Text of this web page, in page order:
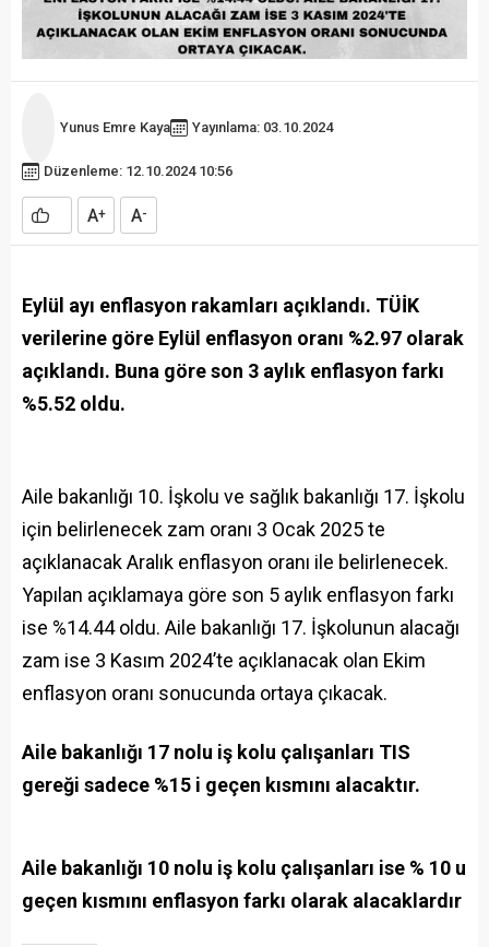
Yunus Emre Kaya Yayınlama: 03.10.2024
Düzenleme: 12.10.2024 10:56
A+ A-
Eylül ayı enflasyon rakamları açıklandı. TÜİK
verilerine göre Eylül enflasyon oranı %2.97 olarak
açıklandı. Buna göre son 3 aylık enflasyon farkı
%5.52 oldu.
Aile bakanlığı 10. İşkolu ve sağlık bakanlığı 17. İşkolu
için belirlenecek zam oranı 3 Ocak 2025 te
açıklanacak Aralık enflasyon oranı ile belirlenecek.
Yapılan açıklamaya göre son 5 aylık enflasyon farkı
ise %14.44 oldu. Aile bakanlığı 17. İşkolunun alacağı
zam ise 3 Kasım 2024’te açıklanacak olan Ekim
enflasyon oranı sonucunda ortaya çıkacak.
Aile bakanlığı 17 nolu iş kolu çalışanları TIS
gereği sadece %15 i geçen kısmını alacaktır.
Aile bakanlığı 10 nolu iş kolu çalışanları ise % 10 u
geçen kısmını enflasyon farkı olarak alacaklardır